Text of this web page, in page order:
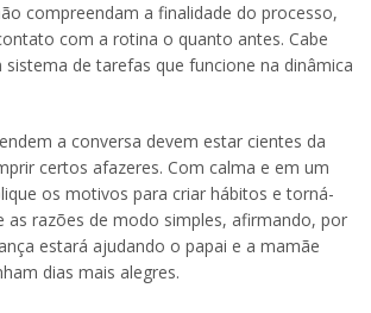
compreendam a finalidade do processo,
com a rotina o quanto antes. Cabe
sistema de tarefas que funcione na dinâmica
a conversa devem estar cientes da
certos afazeres. Com calma e em um
os motivos para criar hábitos e torná-
as razões de modo simples, afirmando, por
estará ajudando o papai e a mamãe
dias mais alegres.